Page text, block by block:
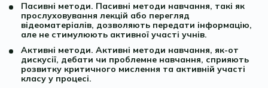
Пасивні методи. Пасивні методи навчання, такі як
прослуховування лекцій або перегляд
відеоматеріалів, дозволяють передати інформацію,
але не стимулюють активної участі учнів.
Активні методи. Активні методи навчання, як-от
дискусії, дебати чи проблемне навчання, сприяють
розвитку критичного мислення та активній участі
класу у процесі.